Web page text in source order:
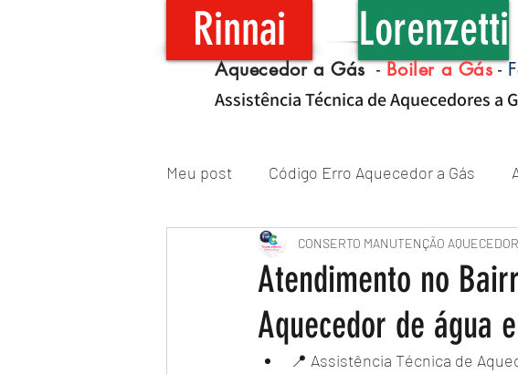
Rinnai Lorenzetti
Aquecedor a Gás-Boiler a Gás-
Assistência Técnica de Aquecedores a
Meu post Código Erro Aquecedor a Gás
"ZONA NORTE RJ" Conserto|Aquecedor
Reparo de Aquecedor a Gás Zona sul RJ
Atendimento no
Aquecedor de água
CONSERTO MANUTENÇÃO AQUECEDOR
📍 Assistência Técnica de